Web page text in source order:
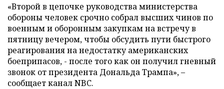
«Второй в цепочке руководства министерства
обороны человек срочно собрал высших чинов по
военным и оборонным закупкам на встречу в
пятницу вечером, чтобы обсудить пути быстрого
реагирования на недостатку американских
боеприпасов, - после того как он получил гневный
звонок от президента Дональда Трампа», –
сообщает канал NBC.